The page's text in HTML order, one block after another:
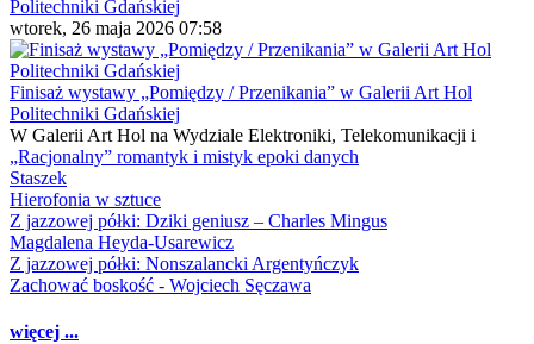
wtorek, 26 maja 2026 07:58
Finisaż wystawy „Pomiędzy / Przenikania” w Galerii Art Hol
Politechniki Gdańskiej
W Galerii Art Hol na Wydziale Elektroniki, Telekomunikacji i
„Racjonalny” romantyk i mistyk epoki danych
Staszek
Hierofonia w sztuce
Z jazzowej półki: Dziki geniusz – Charles Mingus
Magdalena Heyda-Usarewicz
Z jazzowej półki: Nonszalancki Argentyńczyk
Zachować boskość - Wojciech Sęczawa
więcej ...